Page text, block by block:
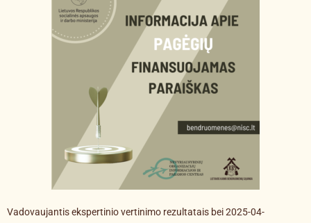
Vadovaujantis ekspertinio vertinimo rezultatais bei 2025-04-